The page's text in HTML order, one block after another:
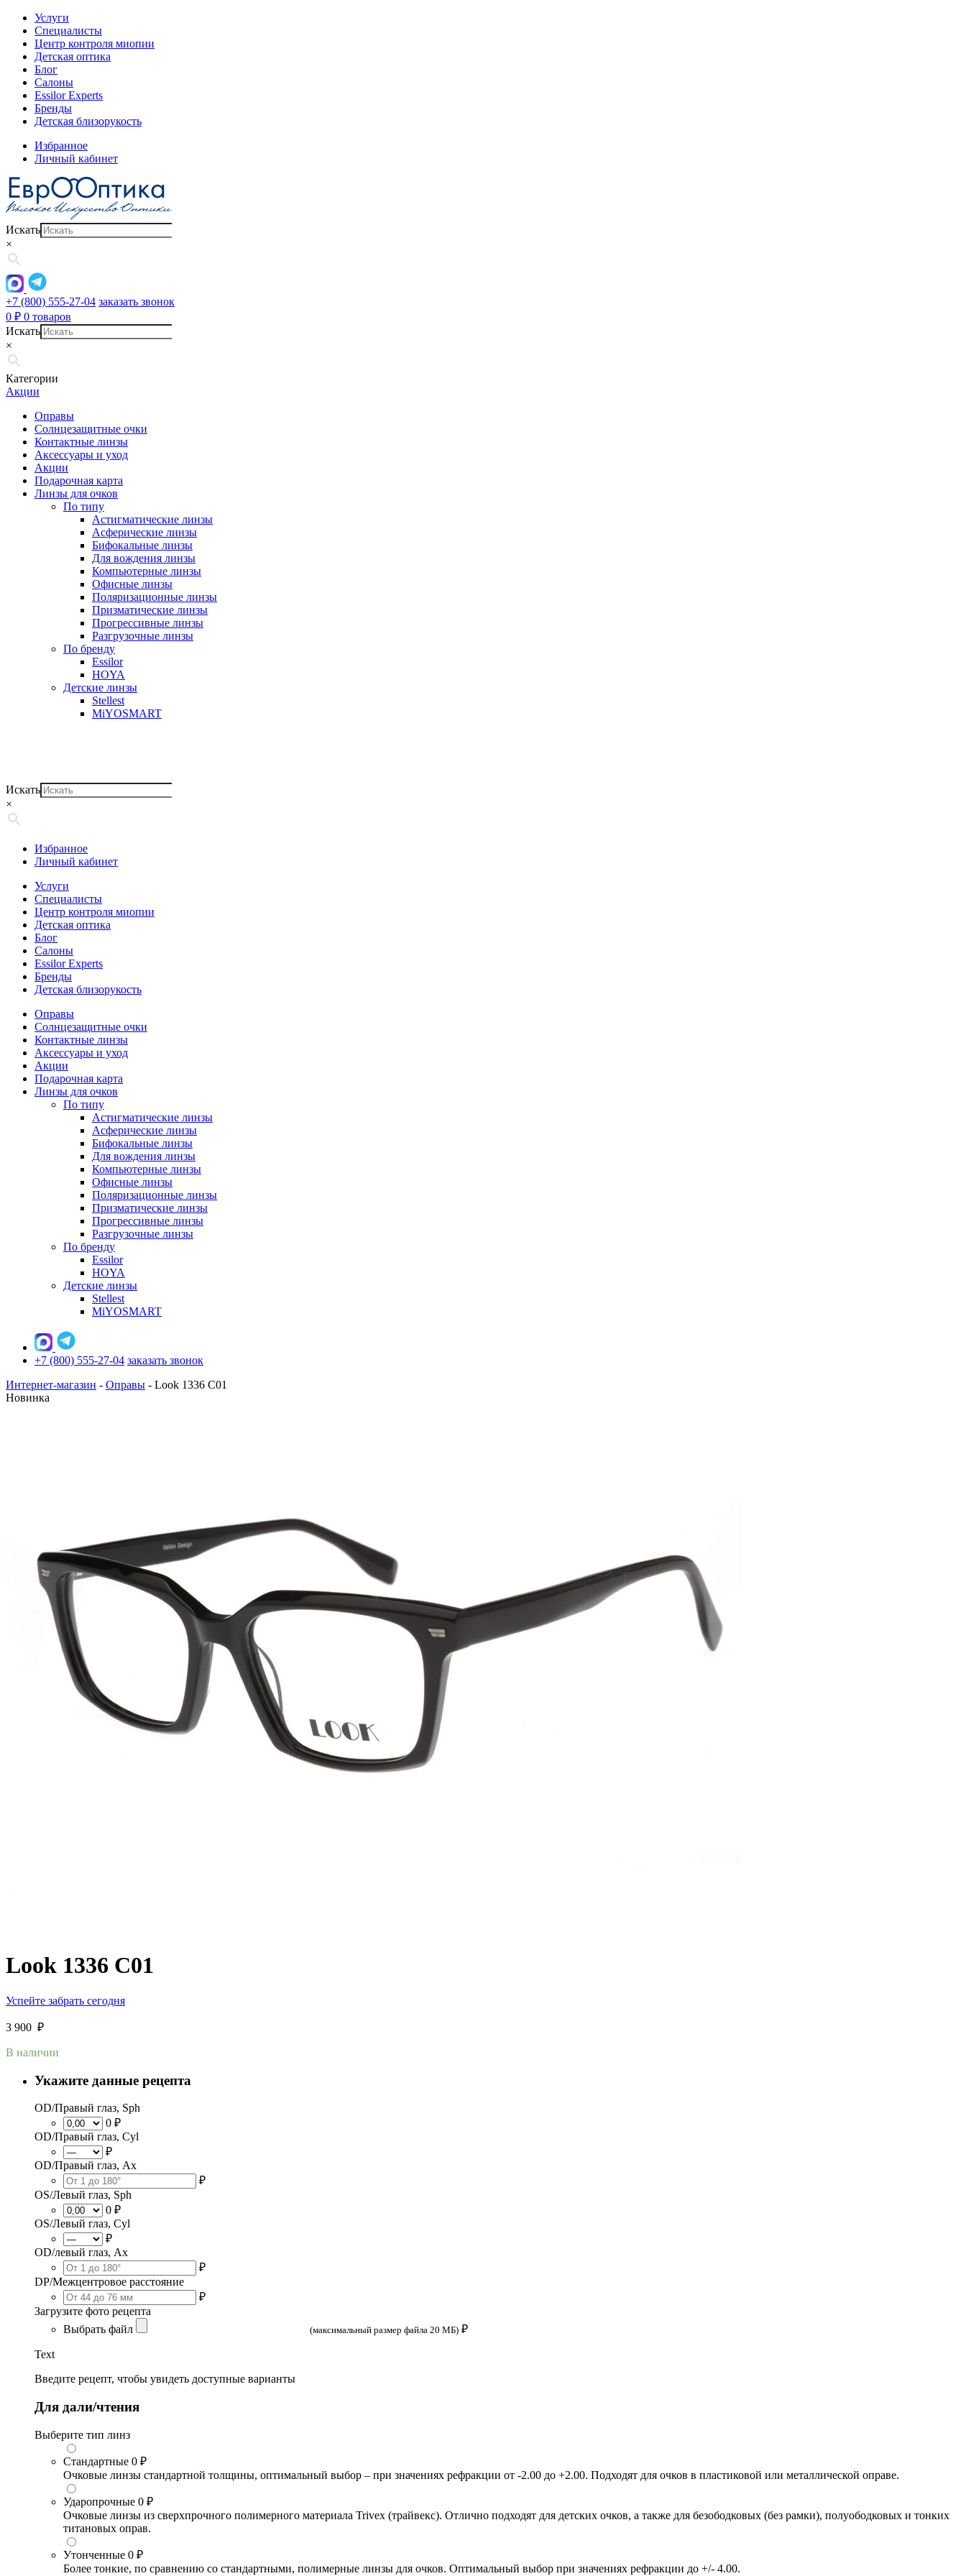
Услуги
Специалисты
Центр контроля миопии
Детская оптика
Блог
Салоны
Essilor Experts
Бренды
Детская близорукость
Избранное
Личный кабинет
Искать
×
+7 (800) 555-27-04 заказать звонок
0 ₽ 0 товаров
Искать
×
Категории
Акции
Оправы
Солнцезащитные очки
Контактные линзы
Аксессуары и уход
Акции
Подарочная карта
Линзы для очков
По типу
Астигматические линзы
Асферические линзы
Бифокальные линзы
Для вождения линзы
Компьютерные линзы
Офисные линзы
Поляризационные линзы
Призматические линзы
Прогрессивные линзы
Разгрузочные линзы
По бренду
Essilor
HOYA
Детские линзы
Stellest
MiYOSMART
Искать
×
Избранное
Личный кабинет
Услуги
Специалисты
Центр контроля миопии
Детская оптика
Блог
Салоны
Essilor Experts
Бренды
Детская близорукость
Оправы
Солнцезащитные очки
Контактные линзы
Аксессуары и уход
Акции
Подарочная карта
Линзы для очков
По типу
Астигматические линзы
Асферические линзы
Бифокальные линзы
Для вождения линзы
Компьютерные линзы
Офисные линзы
Поляризационные линзы
Призматические линзы
Прогрессивные линзы
Разгрузочные линзы
По бренду
Essilor
HOYA
Детские линзы
Stellest
MiYOSMART
+7 (800) 555-27-04 заказать звонок
Интернет-магазин - Оправы - Look 1336 C01
Новинка
Look 1336 C01
Успейте забрать сегодня
3 900 ₽
В наличии
Укажите данные рецепта
OD/Правый глаз, Sph
0 ₽
OD/Правый глаз, Cyl
₽
OD/Правый глаз, Ax
₽
OS/Левый глаз, Sph
0 ₽
OS/Левый глаз, Cyl
₽
OD/левый глаз, Ax
₽
DP/Межцентровое расстояние
₽
Загрузите фото рецепта
Выбрать файл
(максимальный размер файла 20 МБ) ₽
Text
Введите рецепт, чтобы увидеть доступные варианты
Для дали/чтения
Выберите тип линз
Стандартные 0 ₽
Очковые линзы стандартной толщины, оптимальный выбор – при значениях рефракции от -2.00 до +2.00. Подходят для очков в пластиковой или металлической оправе.
Ударопрочные 0 ₽
Очковые линзы из сверхпрочного полимерного материала Trivex (трайвекс). Отлично подходят для детских очков, а также для безободковых (без рамки), полуободковых и тонких
титановых оправ.
Утонченные 0 ₽
Более тонкие, по сравнению со стандартными, полимерные линзы для очков. Оптимальный выбор при значениях рефракции до +/- 4.00.